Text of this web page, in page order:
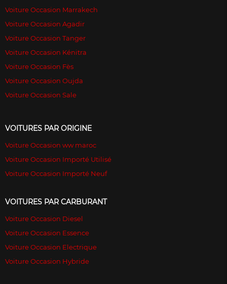
Voiture Occasion Marrakech
Voiture Occasion Agadir
Voiture Occasion Tanger
Voiture Occasion Kénitra
Voiture Occasion Fès
Voiture Occasion Oujda
Voiture Occasion Sale
VOITURES PAR ORIGINE
Voiture Occasion ww maroc
Voiture Occasion Importé Utilisé
Voiture Occasion Importé Neuf
VOITURES PAR CARBURANT
Voiture Occasion Diesel
Voiture Occasion Essence
Voiture Occasion Electrique
Voiture Occasion Hybride